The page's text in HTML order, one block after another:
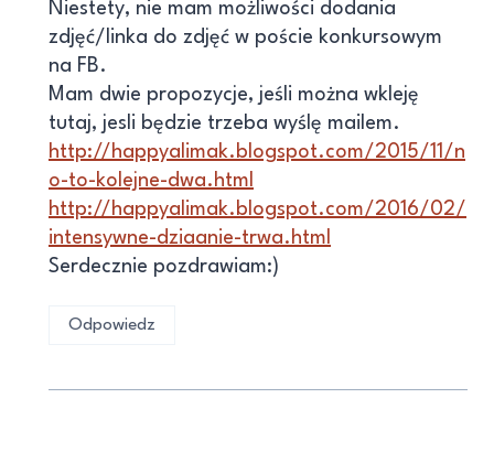
Niestety, nie mam możliwości dodania
zdjęć/linka do zdjęć w poście konkursowym
na FB.
Mam dwie propozycje, jeśli można wkleję
tutaj, jesli będzie trzeba wyślę mailem.
http://happyalimak.blogspot.com/2015/11/n
o-to-kolejne-dwa.html
http://happyalimak.blogspot.com/2016/02/
intensywne-dziaanie-trwa.html
Serdecznie pozdrawiam:)
Odpowiedz